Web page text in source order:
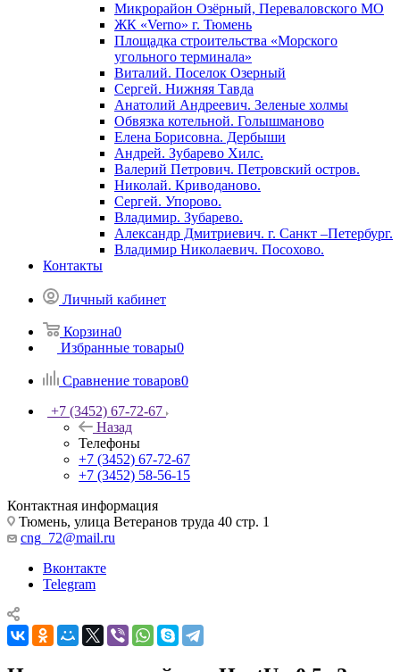
Микрорайон Озёрный, Переваловского МО
ЖК «Verno» г. Тюмень
Площадка строительства «Морского
угольного терминала»
Виталий. Поселок Озерный
Сергей. Нижняя Тавда
Анатолий Андреевич. Зеленые холмы
Обвязка котельной. Голышманово
Елена Борисовна. Дербыши
Андрей. Зубарево Хилс.
Валерий Петрович. Петровский остров.
Николай. Криводаново.
Сергей. Упорово.
Владимир. Зубарево.
Александр Дмитриевич. г. Санкт –Петербург.
Владимир Николаевич. Посохово.
Контакты
Личный кабинет
Корзина0
Избранные товары0
Сравнение товаров0
+7 (3452) 67-72-67
Назад
Телефоны
+7 (3452) 67-72-67
+7 (3452) 58-56-15
Контактная информация
Тюмень, улица Ветеранов труда 40 стр. 1
cng_72@mail.ru
Вконтакте
Telegram